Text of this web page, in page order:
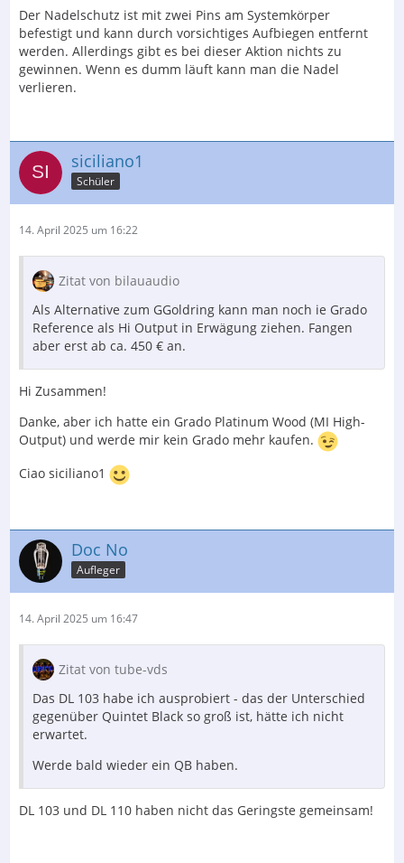
Der Nadelschutz ist mit zwei Pins am Systemkörper
befestigt und kann durch vorsichtiges Aufbiegen entfernt
werden. Allerdings gibt es bei dieser Aktion nichts zu
gewinnen. Wenn es dumm läuft kann man die Nadel
verlieren.
siciliano1
Schüler
14. April 2025 um 16:22
Zitat von bilauaudio
Als Alternative zum GGoldring kann man noch ie Grado
Reference als Hi Output in Erwägung ziehen. Fangen
aber erst ab ca. 450 € an.
Hi Zusammen!
Danke, aber ich hatte ein Grado Platinum Wood (MI High-
Output) und werde mir kein Grado mehr kaufen.
Ciao siciliano1
Doc No
Aufleger
14. April 2025 um 16:47
Zitat von tube-vds
Das DL 103 habe ich ausprobiert - das der Unterschied
gegenüber Quintet Black so groß ist, hätte ich nicht
erwartet.
Werde bald wieder ein QB haben.
DL 103 und DL 110 haben nicht das Geringste gemeinsam!